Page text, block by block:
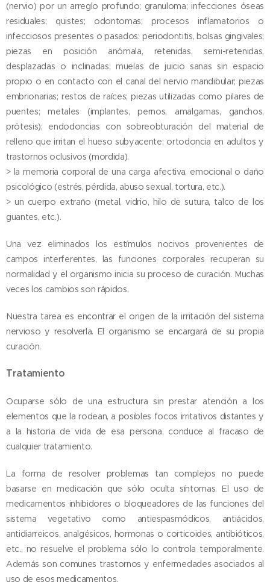
(nervio) por un arreglo profundo; granuloma; infecciones óseas
residuales; quistes; odontomas; procesos inflamatorios o
infecciosos presentes o pasados: periodontitis, bolsas gingivales;
piezas en posición anómala, retenidas, semi-retenidas,
desplazadas o inclinadas; muelas de juicio sanas sin espacio
propio o en contacto con el canal del nervio mandibular; piezas
embrionarias; restos de raíces; piezas utilizadas como pilares de
puentes; metales (implantes, pernos, amalgamas, ganchos,
prótesis); endodoncias con sobreobturación del material de
relleno que irritan el hueso subyacente; ortodoncia en adultos y
trastornos oclusivos (mordida).
> la memoria corporal de una carga afectiva, emocional o daño
psicológico (estrés, pérdida, abuso sexual, tortura, etc.).
> un cuerpo extraño (metal, vidrio, hilo de sutura, talco de los
guantes, etc.).
Una vez eliminados los estímulos nocivos provenientes de
campos interferentes, las funciones corporales recuperan su
normalidad y el organismo inicia su proceso de curación. Muchas
veces los cambios son rápidos.
Nuestra tarea es encontrar el origen de la irritación del sistema
nervioso y resolverla. El organismo se encargará de su propia
curación.
Tratamiento
Ocuparse sólo de una estructura sin prestar atención a los
elementos que la rodean, a posibles focos irritativos distantes y
a la historia de vida de esa persona, conduce al fracaso de
cualquier tratamiento.
La forma de resolver problemas tan complejos no puede
basarse en medicación que sólo oculta síntomas. El uso de
medicamentos inhibidores o bloqueadores de las funciones del
sistema vegetativo como antiespasmódicos, antiácidos,
antidiarreicos, analgésicos, hormonas o corticoides, antibióticos,
etc., no resuelve el problema sólo lo controla temporalmente.
Además son comunes trastornos y enfermedades asociados al
uso de esos medicamentos.